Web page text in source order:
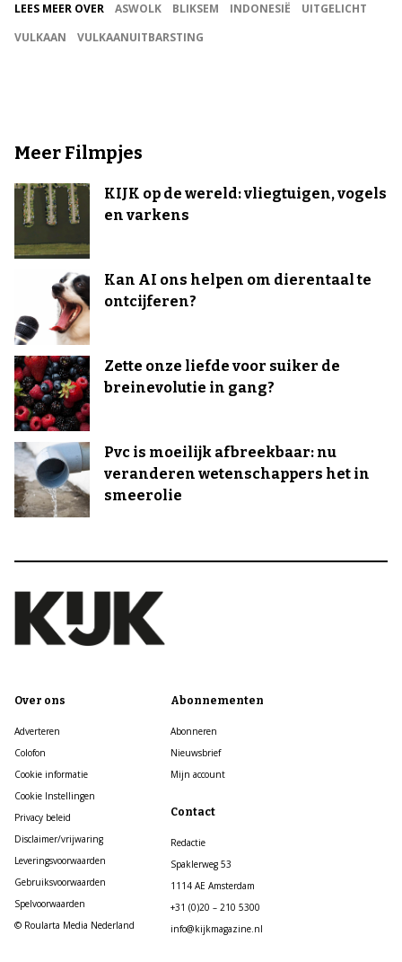
LEES MEER OVER ASWOLK BLIKSEM INDONESIË
UITGELICHT
VULKAAN
VULKAANUITBARSTING
Meer Filmpjes
KIJK op de wereld: vliegtuigen, vogels
en varkens
Kan AI ons helpen om dierentaal te
ontcijferen?
Zette onze liefde voor suiker de
breinevolutie in gang?
Pvc is moeilijk afbreekbaar: nu
veranderen wetenschappers het in
smeerolie
Over ons
Adverteren
Colofon
Cookie informatie
Cookie Instellingen
Privacy beleid
Disclaimer/vrijwaring
Leveringsvoorwaarden
Gebruiksvoorwaarden
Spelvoorwaarden
© Roularta Media Nederland
Abonnementen
Abonneren
Nieuwsbrief
Mijn account
Contact
Redactie
Spaklerweg 53
1114 AE Amsterdam
+31 (0)20 – 210 5300
info@kijkmagazine.nl